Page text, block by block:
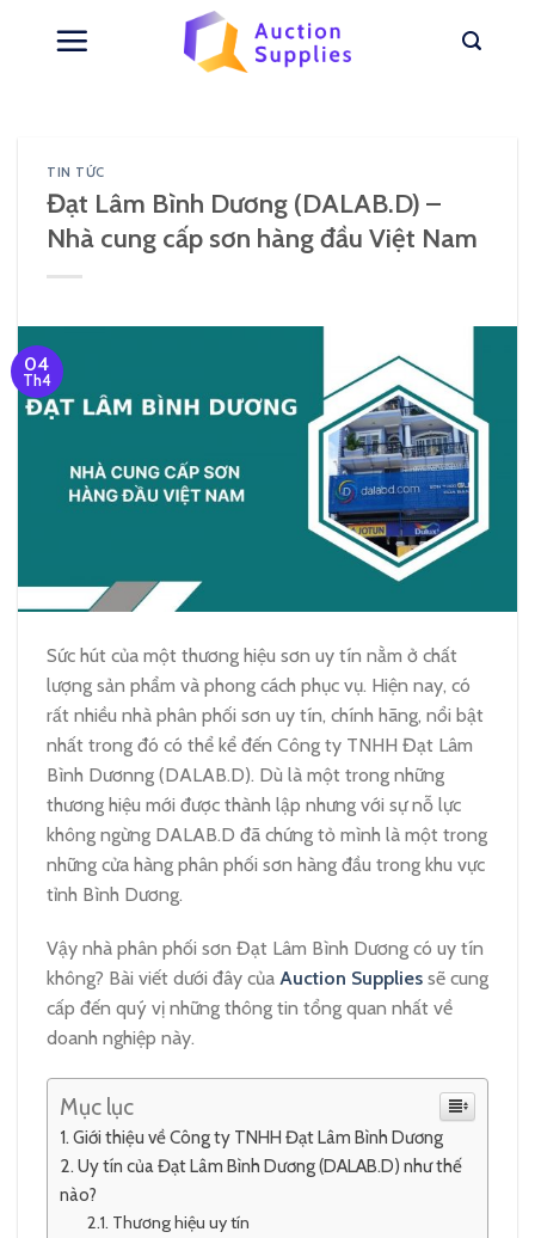
TIN TỨC
Đạt Lâm Bình Dương (DALAB.D) –
Nhà cung cấp sơn hàng đầu Việt Nam
04
Th4
Sức hút của một thương hiệu sơn uy tín nằm ở chất
lượng sản phẩm và phong cách phục vụ. Hiện nay, có
rất nhiều nhà phân phối sơn uy tín, chính hãng, nổi bật
nhất trong đó có thể kể đến Công ty TNHH Đạt Lâm
Bình Dươnng (DALAB.D). Dù là một trong những
thương hiệu mới được thành lập nhưng với sự nỗ lực
không ngừng DALAB.D đã chứng tỏ mình là một trong
những cửa hàng phân phối sơn hàng đầu trong khu vực
tỉnh Bình Dương.
Vậy nhà phân phối sơn Đạt Lâm Bình Dương có uy tín
không? Bài viết dưới đây của Auction Supplies sẽ cung
cấp đến quý vị những thông tin tổng quan nhất về
doanh nghiệp này.
Mục lục
Giới thiệu về Công ty TNHH Đạt Lâm Bình Dương
Uy tín của Đạt Lâm Bình Dương (DALAB.D) như thế
nào?
Thương hiệu uy tín